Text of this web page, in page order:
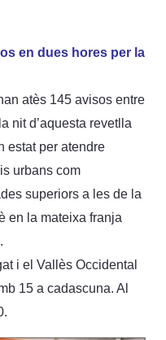
en dues hores per la
atès 145 avisos entre
nit d’aquesta revetlla
estat per atendre
urbans com
superiors a les de la
en la mateixa franja
i el Vallès Occidental
15 a cadascuna. Al